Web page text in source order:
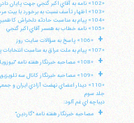
«102» نامه به آقاي اكبر گنجي جهت پايان دادن به اعتصاب غذا در زندان
«103» اظهار تأسف نسبت به برخورد با بيت مرحوم آيت الله العظمي شيرازي
«104» پيام به مناسبت حادثه دلخراش كاظمين
«105» نامه خطاب به همسر آقاي اكبر گنجي
+
«106» پاسخ به سؤالات سايت روز
«107» پيام به ملت عراق به مناسبت انتخابات پارلمان ملي آن كشور
+ «108» مصاحبه خبرنگار هفته نامه "نيوزويك"
+
«109» مصاحبه خبرنگار كانال سه تلويزيون ايتاليا
«110» ديدار اعضاي نهضت آزادي ايران و جمعي از دوستان مرحوم مهندس مهديبازرگان
جلد سوم
ديباچه اي غم آلود:
+ مصاحبه خبرنگار هفته نامه "گاردين"